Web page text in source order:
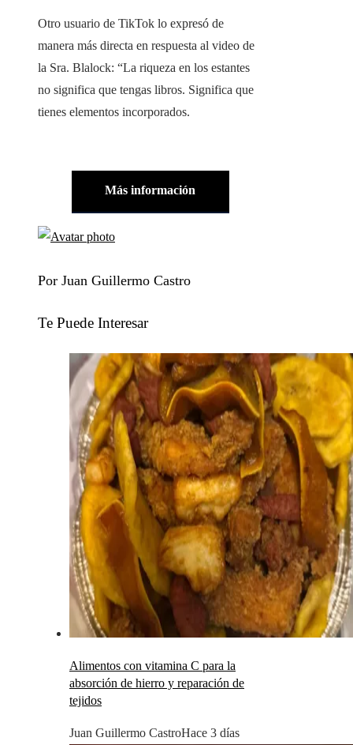
Otro usuario de TikTok lo expresó de
manera más directa en respuesta al video de
la Sra. Blalock: “La riqueza en los estantes
no significa que tengas libros. Significa que
tienes elementos incorporados.
Más información
Por Juan Guillermo Castro
Te Puede Interesar
Alimentos con vitamina C para la
absorción de hierro y reparación de
tejidos
Juan Guillermo CastroHace 3 días